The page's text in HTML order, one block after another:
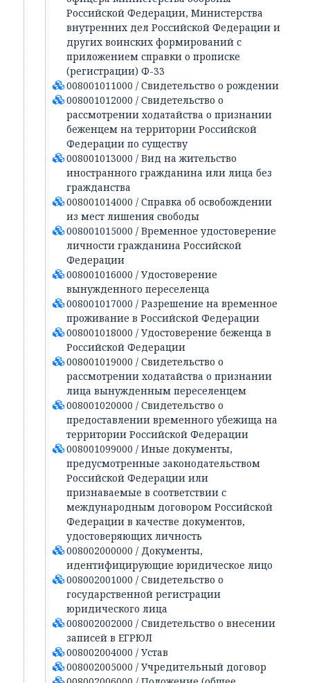
Российской Федерации, Министерства
внутренних дел Российской Федерации и
других воинских формирований с
приложением справки о прописке
(регистрации) Ф-33
008001011000 / Свидетельство о рождении
008001012000 / Свидетельство о
рассмотрении ходатайства о признании
беженцем на территории Российской
Федерации по существу
008001013000 / Вид на жительство
иностранного гражданина или лица без
гражданства
008001014000 / Справка об освобождении
из мест лишения свободы
008001015000 / Временное удостоверение
личности гражданина Российской
Федерации
008001016000 / Удостоверение
вынужденного переселенца
008001017000 / Разрешение на временное
проживание в Российской Федерации
008001018000 / Удостоверение беженца в
Российской Федерации
008001019000 / Свидетельство о
рассмотрении ходатайства о признании
лица вынужденным переселенцем
008001020000 / Свидетельство о
предоставлении временного убежища на
территории Российской Федерации
008001099000 / Иные документы,
предусмотренные законодательством
Российской Федерации или
признаваемые в соответствии с
международным договором Российской
Федерации в качестве документов,
удостоверяющих личность
008002000000 / Документы,
идентифицирующие юридическое лицо
008002001000 / Свидетельство о
государственной регистрации
юридического лица
008002002000 / Свидетельство о внесении
записей в ЕГРЮЛ
008002004000 / Устав
008002005000 / Учредительный договор